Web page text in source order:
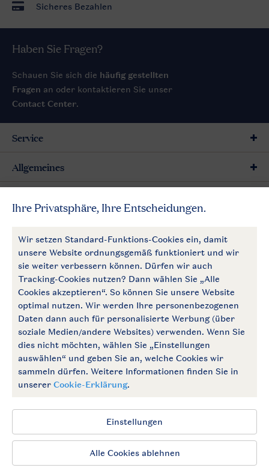
Sicheres Bezahlen
Haben Sie Fragen?
Schauen Sie sich die häufig gestellten
Fragen an oder kontaktieren Sie unser
Contact Center.
Follow Us
facebookinstagram
Zum Newsletter anmelden
Service
Allgemeines